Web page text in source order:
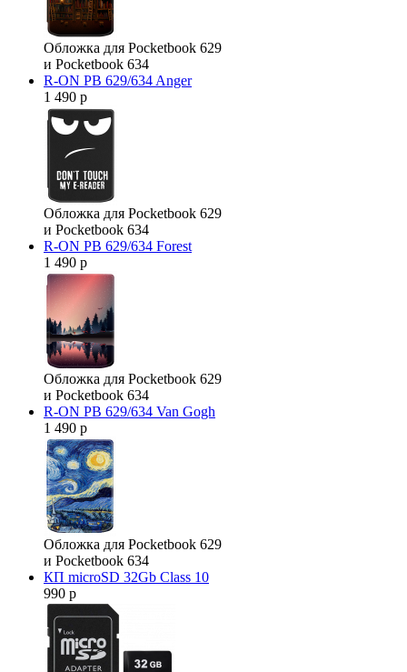
Обложка для Pocketbook 629
и Pocketbook 634
R-ON PB 629/634 Anger
1 490 р
Обложка для Pocketbook 629
и Pocketbook 634
R-ON PB 629/634 Forest
1 490 р
Обложка для Pocketbook 629
и Pocketbook 634
R-ON PB 629/634 Van Gogh
1 490 р
Обложка для Pocketbook 629
и Pocketbook 634
КП microSD 32Gb Class 10
990 р